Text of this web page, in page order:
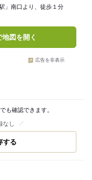
」南口より、徒歩１分
図を開く
広告を非表示
も確認できます。
なし
する